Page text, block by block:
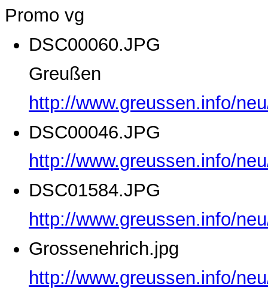
Promo vg
DSC00060.JPG
Greußen
http://www.greussen.info/
DSC00046.JPG
http://www.greussen.info/
DSC01584.JPG
http://www.greussen.info/
Grossenehrich.jpg
http://www.greussen.info/